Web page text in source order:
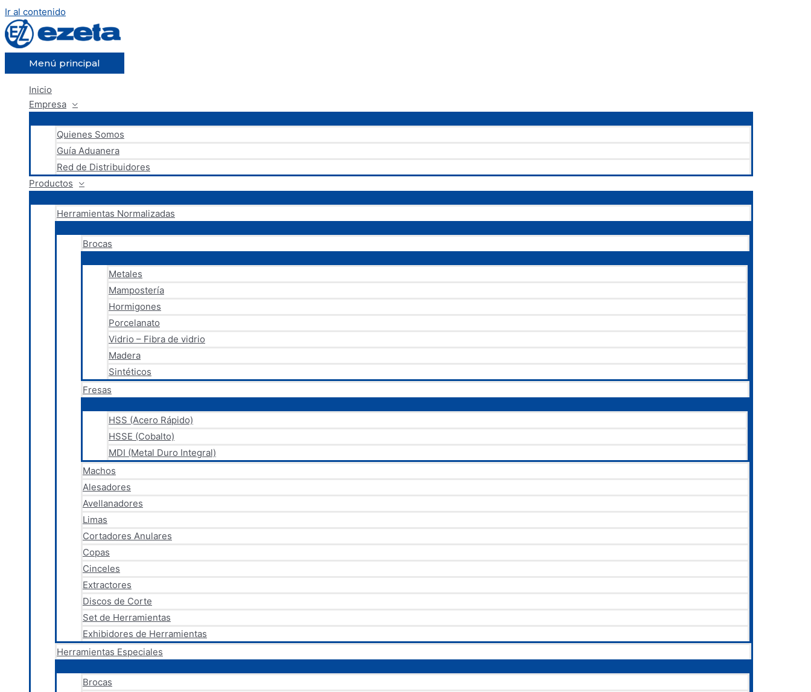
Ir al contenido
Menú principal
Inicio
Empresa
Quienes Somos
Guía Aduanera
Red de Distribuidores
Productos
Herramientas Normalizadas
Brocas
Metales
Mampostería
Hormigones
Porcelanato
Vidrio – Fibra de vidrio
Madera
Sintéticos
Fresas
HSS (Acero Rápido)
HSSE (Cobalto)
MDI (Metal Duro Integral)
Machos
Alesadores
Avellanadores
Limas
Cortadores Anulares
Copas
Cinceles
Extractores
Discos de Corte
Set de Herramientas
Exhibidores de Herramientas
Herramientas Especiales
Brocas